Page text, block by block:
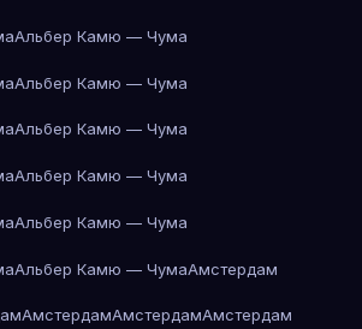
Альбер Камю — Чума
Альбер Камю — Чума
Альбер Камю — Чума
Альбер Камю — Чума
Альбер Камю — Чума
Альбер Камю — ЧумаАмстердам
АмстердамАмстердамАмстердам